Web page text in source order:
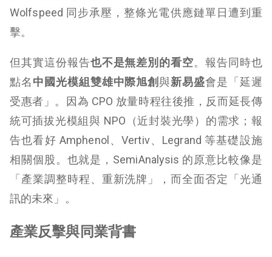
Wolfspeed 同步承壓，整條光電供應鏈單日遭到重
擊。
但其實這份報告也不是無差別的看空。報告同時也
點名 中國光模組雙雄中際旭創與新易盛會是「延遲
受惠者」。因為 CPO 放量時程往後推，反而延長傳
統可插拔光模組與 NPO（近封裝光學）的需求；報
告也看好 Amphenol、Vertiv、Legrand 等基礎設施
相關個股。也就是，SemiAnalysis 的原意比較像是
「產業調整時程、重新洗牌」，而全面否定「光通
訊的未來」。
產業反擊與同業背書